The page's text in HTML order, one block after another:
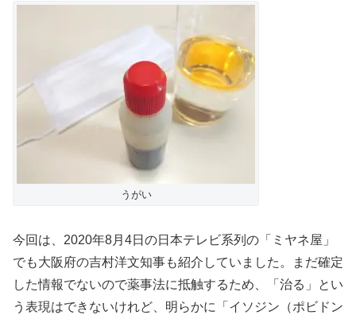
うがい
今回は、2020年8月4日の日本テレビ系列の「ミヤネ屋」
でも大阪府の吉村洋文知事も紹介していました。まだ確定
した情報でないので薬事法に抵触するため、「治る」とい
う表現はできないけれど、明らかに「イソジン（ポビドン